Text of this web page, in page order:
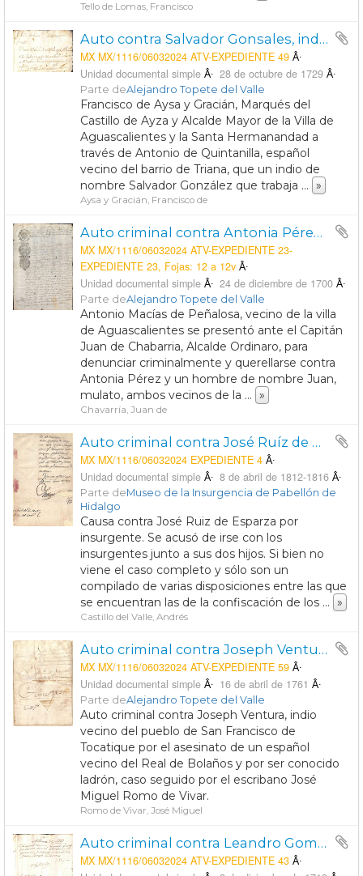
Tello de Lomas, Francisco
Auto contra Salvador Gonsales, indio soltero y oficial de sombrerero, por heridas que hizo a Joseph de Lira
MX MX/1116/06032024 ATV-EXPEDIENTE 49
Unidad documental simple
28 de octubre de 1729
Parte deAlejandro Topete del Valle
Francisco de Aysa y Gracián, Marqués del
Castillo de Ayza y Alcalde Mayor de la Villa de
Aguascalientes y la Santa Hermanandad a
través de Antonio de Quintanilla, español
vecino del barrio de Triana, que un indio de
nombre Salvador González que trabaja ... »
Aysa y Gracián, Francisco de
Auto criminal contra Antonia Pérez y un mulato de nombre Juan porque este último atacó a cuchilladas a Antonio Macías de Peñalosa.
MX MX/1116/06032024 ATV-EXPEDIENTE 23-
EXPEDIENTE 23, Fojas: 12 a 12v
Unidad documental simple
24 de diciembre de 1700
Parte deAlejandro Topete del Valle
Antonio Macías de Peñalosa, vecino de la villa
de Aguascalientes se presentó ante el Capitán
Juan de Chabarria, Alcalde Ordinaro, para
denunciar criminalmente y querellarse contra
Antonia Pérez y un hombre de nombre Juan,
mulato, ambos vecinos de la ... »
Chavarría, Juan de
Auto criminal contra José Ruíz de Esparza por el delito de ser insurgente
MX MX/1116/06032024 EXPEDIENTE 4
Unidad documental simple
8 de abril de 1812-1816
Parte deMuseo de la Insurgencia de Pabellón de
Hidalgo
Causa contra José Ruiz de Esparza por
insurgente. Se acusó de irse con los
insurgentes junto a sus dos hijos. Si bien no
viene el caso completo y sólo son un
compilado de varias disposiciones entre las que
se encuentran las de la confiscación de los ... »
Castillo del Valle, Andrés
Auto criminal contra Joseph Ventura, indio vecino del pueblo de San Francisco de Tocatique por el asesinato de un español vecino del Real de Bolaños y por ser conocido ladrón.
MX MX/1116/06032024 ATV-EXPEDIENTE 59
Unidad documental simple
16 de abril de 1761
Parte deAlejandro Topete del Valle
Auto criminal contra Joseph Ventura, indio
vecino del pueblo de San Francisco de
Tocatique por el asesinato de un español
vecino del Real de Bolaños y por ser conocido
ladrón, caso seguido por el escribano José
Miguel Romo de Vivar.
Romo de Vivar, José Miguel
Auto criminal contra Leandro Gomez, vecino de la Villa de Aguascalientes, por haber herido a Manuel Guerrero y amenzado a Joseph Lozano, vecinos de dicho lugar.
MX MX/1116/06032024 ATV-EXPEDIENTE 43